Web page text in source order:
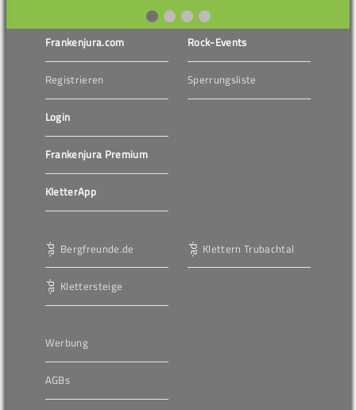
Frankenjura.com
Registrieren
Login
Frankenjura Premium
KletterApp
Rock-Events
Sperrungsliste
Bergfreunde.de
Klettersteige
Klettern Trubachtal
Werbung
AGBs